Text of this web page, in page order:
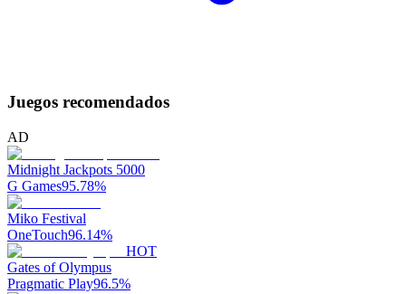
Juegos recomendados
AD
Midnight Jackpots 5000
G Games95.78%
Miko Festival
OneTouch96.14%
HOT
Gates of Olympus
Pragmatic Play96.5%